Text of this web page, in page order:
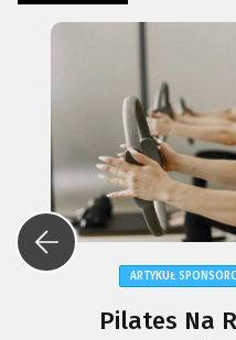
ARTYKUŁ
Jak